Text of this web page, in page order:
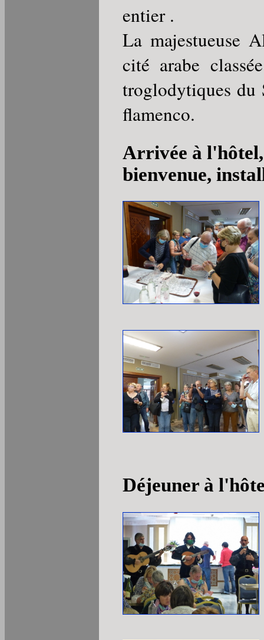
entier .
La majestueuse
cité arabe
troglodytiques du
flamenco.
Arrivée à
bienvenue,
Déjeuner à